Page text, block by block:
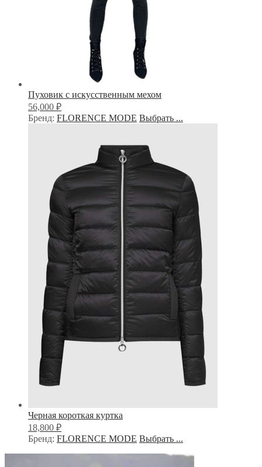
Пуховик с искусственным мехом
56,000 ₽
Бренд: FLORENCE MODE Выбрать ...
Черная короткая куртка
18,800 ₽
Бренд: FLORENCE MODE Выбрать ...